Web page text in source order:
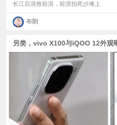
长江后浪推前浪，前浪拍死沙滩上
布朗